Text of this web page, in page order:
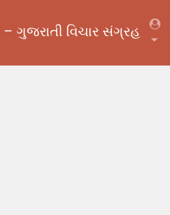
– ગુજરાતી વિચાર સંગ્રહ